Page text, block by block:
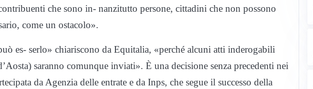
che sono in- nanzitutto persone, cittadini che non possono
come un ostacolo».
es- serlo» chiariscono da Equitalia, «perché alcuni atti inderogabili
saranno comunque inviati». È una decisione senza precedenti nei
da Agenzia delle entrate e da Inps, che segue il successo della